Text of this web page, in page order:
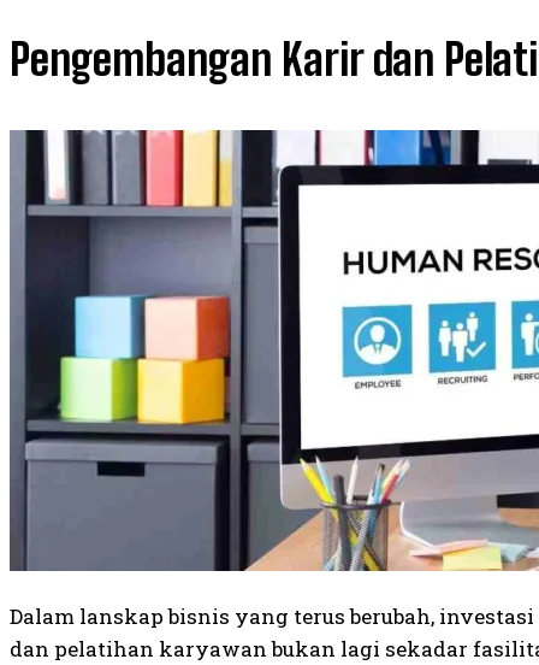
Pengembangan Karir dan
Dalam lanskap bisnis yang terus berubah,
dan pelatihan karyawan bukan lagi sekadar